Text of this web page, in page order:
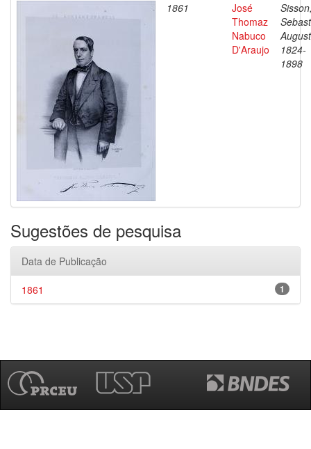
1861
José
Thomaz
Nabuco
D'Araujo
1824-
1898
Sugestões de pesquisa
Data de Publicação
1
1861